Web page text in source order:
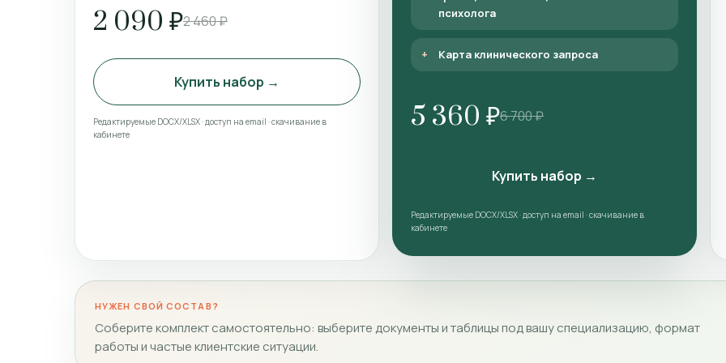
2 090 ₽2 460 ₽
Купить набор →
Редактируемые DOCX/XLSX · доступ на email · скачивание в
кабинете
психолога
Карта клинического запроса
5 360 ₽6 700 ₽
Купить набор →
Редактируемые DOCX/XLSX · доступ на email · скачивание в
кабинете
НУЖЕН СВОЙ СОСТАВ?
Соберите комплект самостоятельно: выберите документы и таблицы под вашу специализацию, формат
работы и частые клиентские ситуации.